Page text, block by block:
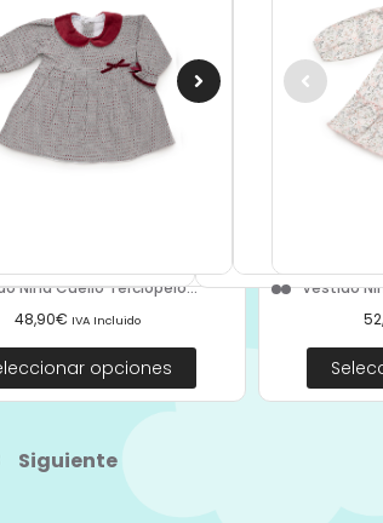
Niña Cuello Terciopelo...
48,90€ IVA Incluido
opciones
Vestido
Siguiente